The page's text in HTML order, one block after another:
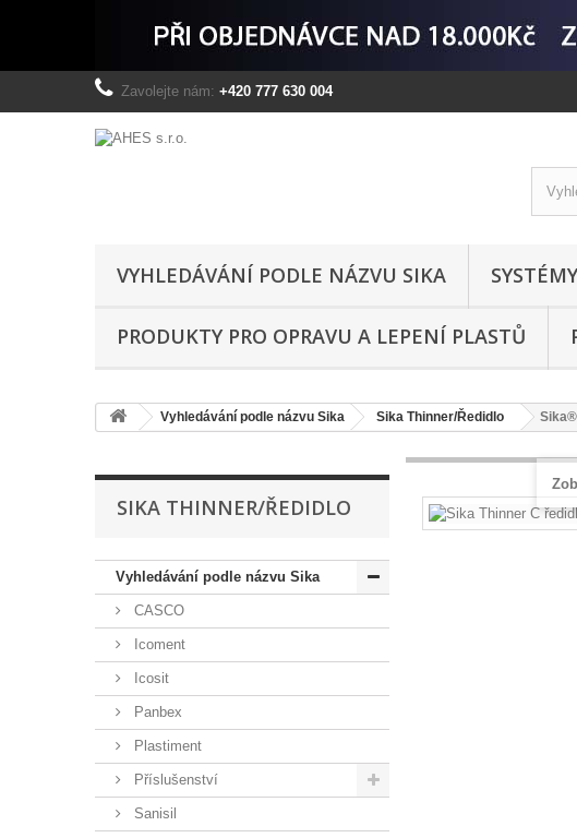
Zavolejte nám: +420 777 630 004
VYHLEDÁVÁNÍ PODLE NÁZVU SIKA
PRODUKTY PRO OPRAVU A LEPENÍ PLASTŮ
Vyhledávání podle názvu Sika Sika Thinner/Ředidlo
SIKA THINNER/ŘEDIDLO
Vyhledávání podle názvu Sika
CASCO
Icoment
Icosit
Panbex
Plastiment
Příslušenství
Sanisil